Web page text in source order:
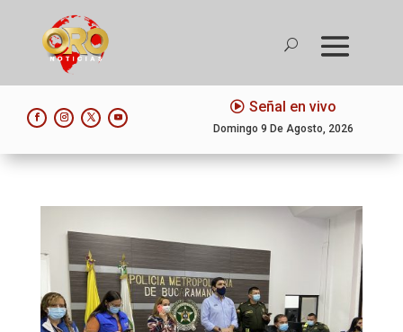
Señal en vivo
Domingo 9 De Agosto, 2026